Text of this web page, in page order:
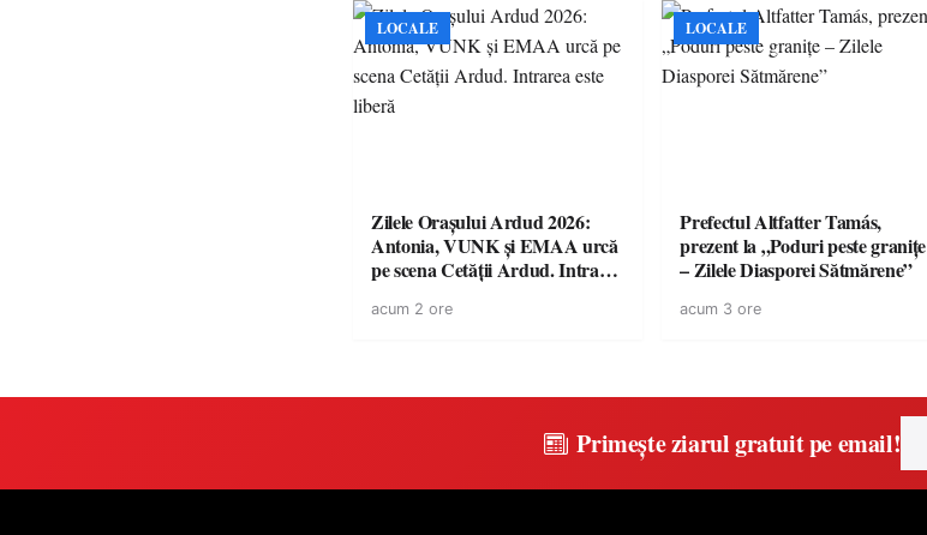
LOCALE
Zilele Orașului Ardud 2026:
Antonia, VUNK și EMAA urcă
pe scena Cetății Ardud. Intrarea
acum 2 ore
LOCALE
Prefectul Altfatter Tamás,
prezent la „Poduri peste granițe
– Zilele Diasporei Sătmărene”
acum 3 ore
Primește ziarul gratuit pe email!